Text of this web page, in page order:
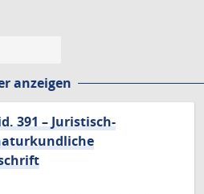
anzeigen
391 – Juristisch-